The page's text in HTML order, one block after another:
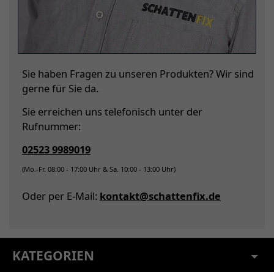
Sie haben Fragen zu unseren Produkten? Wir sind
gerne für Sie da.
Sie erreichen uns telefonisch unter der
Rufnummer:
02523 9989019
(Mo.-Fr. 08:00 - 17:00 Uhr & Sa. 10:00 - 13:00 Uhr)
Oder per E-Mail: kontakt@schattenfix.de
KATEGORIEN